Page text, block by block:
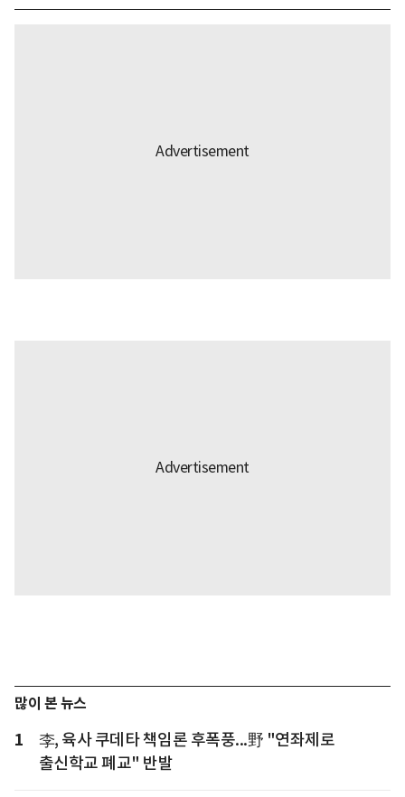
많이 본 뉴스
1
李, 육사 쿠데타 책임론 후폭풍...野 "연좌제로
출신학교 폐교" 반발